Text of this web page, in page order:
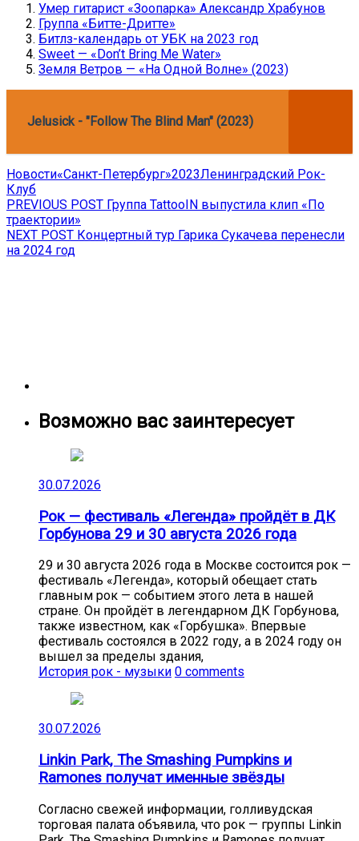
Умер гитарист «Зоопарка» Александр Храбунов
Группа «Битте-Дритте»
Битлз-календарь от УБК на 2023 год
Sweet — «Don’t Bring Me Water»
Земля Ветров — «На Одной Волне» (2023)
Jelusick - "Follow The Blind Man" (2023)
Новости«Санкт-Петербург»2023Ленинградский Рок-
Клуб
Навигация
по
записям
PREVIOUS POST Previous
Группа TattooIN выпустила клип «По
траектории»
NEXT POST Next
Концертный тур Гарика Сукачева перенесли
на 2024 год
Возможно вас заинтересует
30.07.2026
Рок — фестиваль «Легенда» пройдёт в ДК
Горбунова 29 и 30 августа 2026 года
29 и 30 августа 2026 года в Москве состоится рок —
фестиваль «Легенда», который обещает стать
главным рок — событием этого лета в нашей
стране. Он пройдёт в легендарном ДК Горбунова,
также известном, как «Горбушка». Впервые
фестиваль состоялся в 2022 году, а в 2024 году он
вышел за пределы здания,
История рок - музыки 0 comments
30.07.2026
Linkin Park, The Smashing Pumpkins и
Ramones получат именные звёзды
Согласно свежей информации, голливудская
торговая палата объявила, что рок — группы Linkin